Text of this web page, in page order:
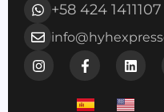
+58 424 1411107